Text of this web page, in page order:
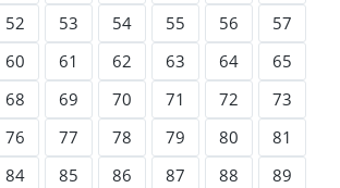
52 53 54 55 56
57
60 61 62 63 64
65
68 69 70 71 72
73
76 77 78 79 80
81
84 85 86 87 88
89